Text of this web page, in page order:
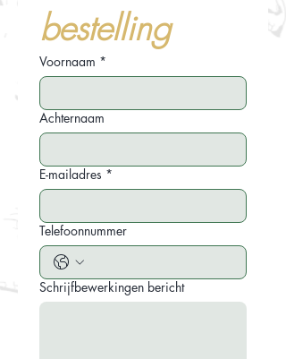
bestelling
Voornaam *
Achternaam
E-mailadres *
Telefoonnummer
Schrijfbewerkingen bericht